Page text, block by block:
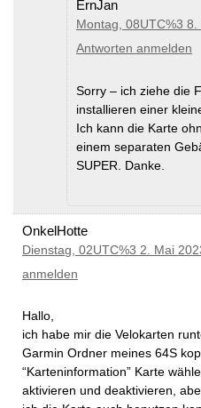
ErnJan
Montag, 08UTC%3
Antworten anmelden
Sorry – ich ziehe die
installieren einer
Ich kann die Karte
einem separaten
SUPER. Danke.
OnkelHotte
Dienstag, 02UTC%3 2. Mai
anmelden
Hallo,
ich habe mir die Velokarten
Garmin Ordner meines 64S
“Karteninformation” Karte
aktivieren und deaktivieren,